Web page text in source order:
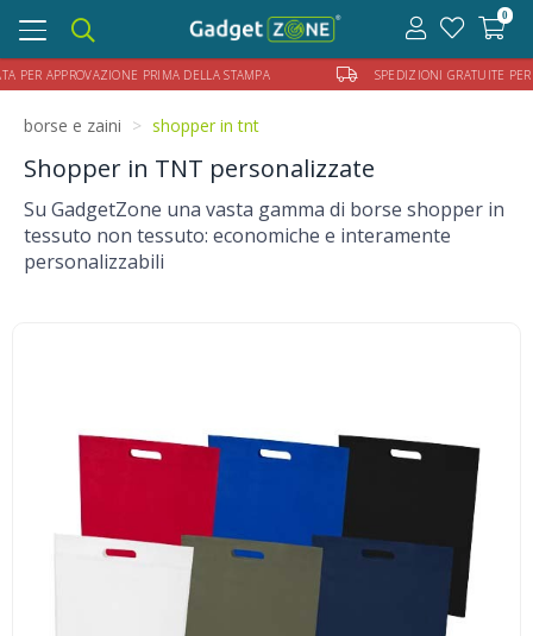
PRIMA DELLA STAMPA SPEDIZIONI GRATUITE PER
Toggle
navigation
0
borse e zaini shopper in tnt
Shopper in TNT personalizzate
Su GadgetZone una vasta gamma di borse shopper in
tessuto non tessuto: economiche e interamente
personalizzabili